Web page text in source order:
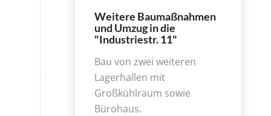
Weitere Baumaßnahmen
und Umzug in die
"Industriestr. 11"
Bau von zwei weiteren
Lagerhallen mit
Großkühlraum sowie
Bürohaus.